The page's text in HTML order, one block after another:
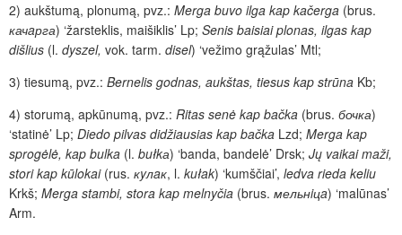
2) aukštumą, plonumą, pvz.: Merga buvo ilga kap kačerga (brus.
качaрга) ‘žarsteklis, maišiklis’ Lp; Senis baisiai plonas, ilgas kap
dišlius (l. dyszel, vok. tarm. disel) ‘vežimo grąžulas’ Mtl;
3) tiesumą, pvz.: Bernelis godnas, aukštas, tiesus kap strūna Kb;
4) storumą, apkūnumą, pvz.: Ritas senė kap bačka (brus. бочка)
‘statinė’ Lp; Diedo pilvas didžiausias kap bačka Lzd; Merga kap
sprogėlė, kap bulka (l. bułkа) ‘banda, bandelė’ Drsk; Jų vaikai maži,
stori kap kūlokai (rus. кyлaк, l. kułak) ‘kumščiai’, ledva rieda keliu
Krkš; Merga stambi, stora kap melnyčia (brus. мельнiцa) ‘malūnas’
Arm.